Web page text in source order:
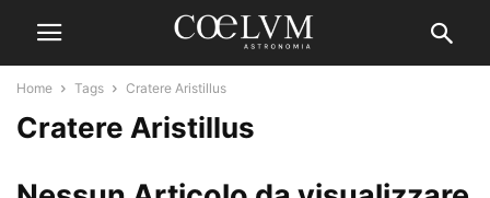
Home Tags Cratere Aristillus
Cratere Aristillus